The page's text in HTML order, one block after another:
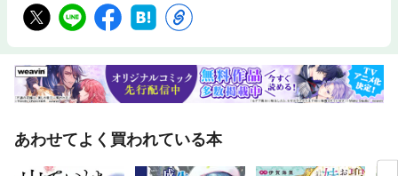
あわせてよく買われている本